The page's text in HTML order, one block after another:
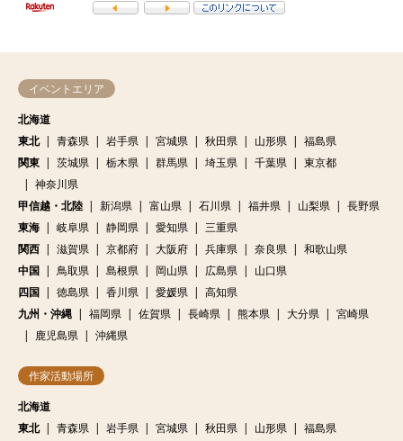
イベントエリア
北海道
東北
青森県 岩手県 宮城県 秋田県 山形県
福島県
関東
茨城県 栃木県 群馬県 埼玉県 千葉県
東京都
神奈川県
甲信越・北陸
新潟県 富山県 石川県 福井県 山梨県
長野県
東海
岐阜県 静岡県 愛知県
三重県
関西
滋賀県 京都府 大阪府 兵庫県 奈良県
和歌山県
中国
鳥取県 島根県 岡山県 広島県
山口県
四国
徳島県 香川県 愛媛県
高知県
九州・沖縄
福岡県 佐賀県 長崎県 熊本県 大分県
宮崎県
鹿児島県
沖縄県
作家活動場所
北海道
東北
青森県 岩手県 宮城県 秋田県 山形県
福島県